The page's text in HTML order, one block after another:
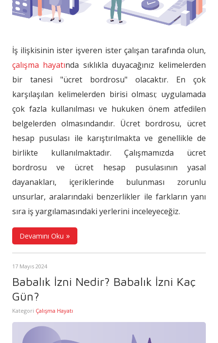
İş ilişkisinin ister işveren ister çalışan tarafında olun,
çalışma hayatında sıklıkla duyacağınız kelimelerden
bir tanesi "ücret bordrosu" olacaktır. En çok
karşılaşılan kelimelerden birisi olması; uygulamada
çok fazla kullanılması ve hukuken önem atfedilen
belgelerden olmasındandır. Ücret bordrosu, ücret
hesap pusulası ile karıştırılmakta ve genellikle de
birlikte kullanılmaktadır. Çalışmamızda ücret
bordrosu ve ücret hesap pusulasının yasal
dayanakları, içeriklerinde bulunması zorunlu
unsurlar, aralarındaki benzerlikler ile farkların yanı
sıra iş yargılamasındaki yerlerini inceleyeceğiz.
Devamını Oku
17 Mayıs 2024
Babalık İzni Nedir? Babalık İzni Kaç
Gün?
Kategori Çalışma Hayatı